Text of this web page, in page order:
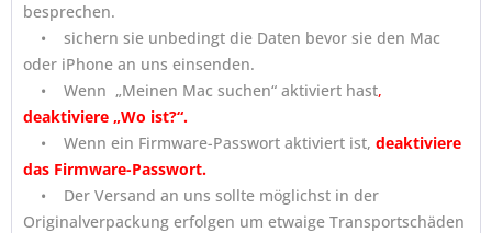
besprechen.
• sichern sie unbedingt die Daten bevor sie den Mac
oder iPhone an uns einsenden.
• Wenn „Meinen Mac suchen“ aktiviert hast,
deaktiviere „Wo ist?“.
• Wenn ein Firmware-Passwort aktiviert ist, deaktiviere
das Firmware-Passwort.
• Der Versand an uns sollte möglichst in der
Originalverpackung erfolgen um etwaige Transportschäden